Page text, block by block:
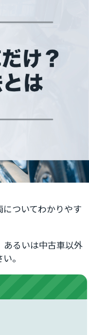
ついてわかりやす
あるいは中古車以外
。